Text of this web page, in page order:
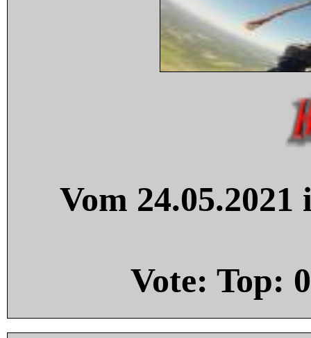
Vom
Vote: Top: 0